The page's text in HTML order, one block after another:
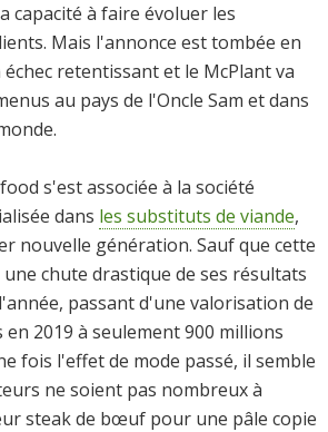
capacité à faire évoluer les
Mais l'annonce est tombée en
retentissant et le McPlant va
au pays de l'Oncle Sam et dans
s'est associée à la société
dans les substituts de viande,
nouvelle génération. Sauf que cette
chute drastique de ses résultats
passant d'une valorisation de
2019 à seulement 900 millions
fois l'effet de mode passé, il semble
ne soient pas nombreux à
steak de bœuf pour une pâle copie